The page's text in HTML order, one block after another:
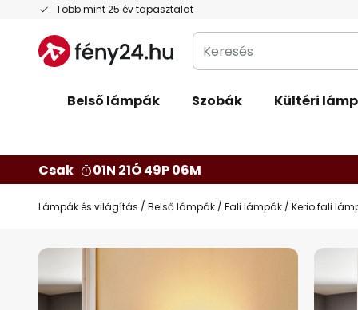
Több mint 25 év tapasztalat
Ugrás
tartalomhoz
Keresés
Belső lámpák Szobák Kültéri
Csak
01N 21Ó 49P 05M
Lámpák és világítás Belső lámpák Fali lámpák Kerio fali
Ugrás
a
képgaléria